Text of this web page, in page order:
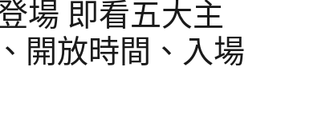
場 即看五大主
開放時間、入場